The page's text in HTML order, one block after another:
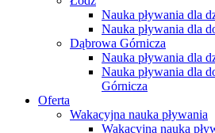
Nauka pływania dla
Nauka pływania dla
Dąbrowa Górnicza
Nauka pływania dla
Nauka pływania dla
Górnicza
Oferta
Wakacyjna nauka pływania
Wakacyjna nauka